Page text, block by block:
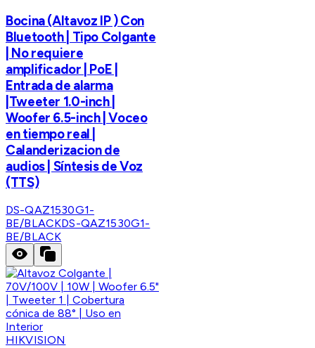
Bocina (Altavoz IP ) Con
Bluetooth | Tipo Colgante
| No requiere
amplificador | PoE |
Entrada de alarma
|Tweeter 1.0-inch |
Woofer 6.5-inch | Voceo
en tiempo real |
Calanderizacion de
audios | Síntesis de Voz
(TTS)
DS-QAZ1530G1-
BE/BLACKDS-QAZ1530G1-
BE/BLACK
HIKVISION